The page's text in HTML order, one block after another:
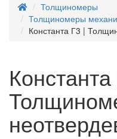
Толщиномеры
Толщиномеры
Константа Г3 |